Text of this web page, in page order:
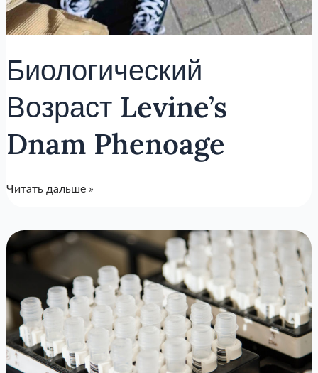
Биологический
Возраст Levine’s
Dnam Phenoage
Читать дальше »
КАКИЕ
ОБСЛЕДОВАНИЯ
НУЖНО
ПРОХОДИТЬ
РЕГУЛЯРНО